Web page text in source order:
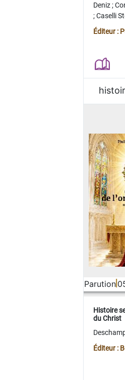
Deniz;
;Caselli
Juan
Éditeur :
Parution
Histoire
du Christ
Éditeur :